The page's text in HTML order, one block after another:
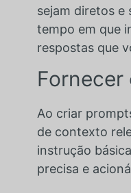
sejam diretos e
tempo em que
respostas que
Ao criar
de contexto
instrução
precisa e